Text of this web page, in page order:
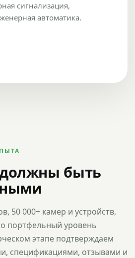
сигнализация,
автоматика.
быть
50 000+ камер и устройств,
портфельный уровень
этапе подтверждаем
спецификациями, отзывами и